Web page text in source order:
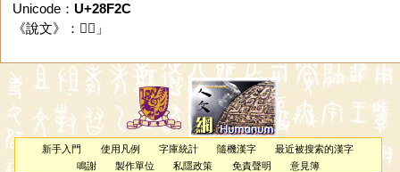
Unicode： U+28F2C
《說文》：「 𨼬 」
新手入門 使用凡例 字庫統計 隨機漢字
最近被搜索的漢字
鳴謝
製作單位 私隱政策 免責聲明 意見簿